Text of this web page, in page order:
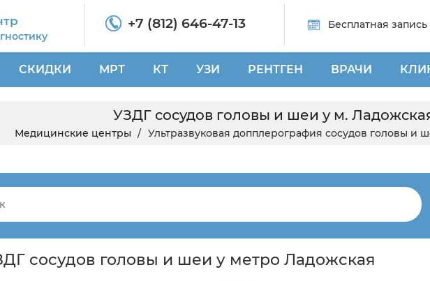
+7 (812) 646-47-13 Бесплатная запись
СКИДКИ МРТ КТ УЗИ РЕНТГЕН ВРАЧИ
УЗДГ сосудов головы и шеи у м.
Медицинские центры Ультразвуковая допплерография сосудов головы и
сосудов головы и шеи у метро Ладожская